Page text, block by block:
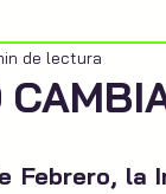
de lectura
Febrero, la